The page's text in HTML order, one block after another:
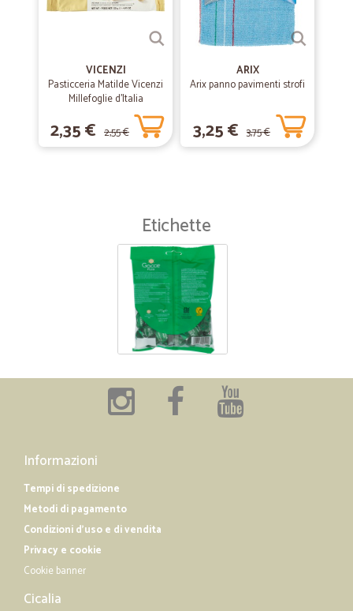
VICENZI
Pasticceria Matilde Vicenzi
Millefoglie d'Italia
Classiche 125 gr.
2,35 € 2,55 €
ARIX
Arix panno pavimenti strofi
3,25 € 3,75 €
Etichette
Informazioni
Tempi di spedizione
Metodi di pagamento
Condizioni d'uso e di vendita
Privacy e cookie
Cookie banner
Cicalia